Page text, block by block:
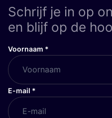
Schrijf je in op
en blijf op de
Voornaam *
E-mail *